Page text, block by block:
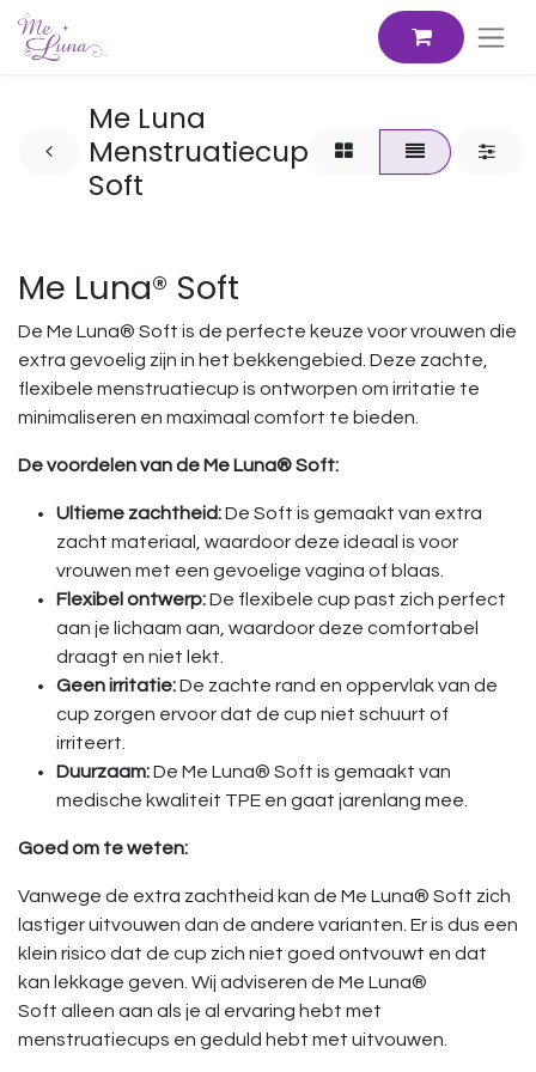
Me Luna
Menstruatiecup
Soft
Me Luna® Soft
De Me Luna® Soft is de perfecte keuze voor vrouwen die
extra gevoelig zijn in het bekkengebied. Deze zachte,
flexibele menstruatiecup is ontworpen om irritatie te
minimaliseren en maximaal comfort te bieden.
De voordelen van de Me Luna® Soft:
Ultieme zachtheid:De Soft is gemaakt van extra
zacht materiaal, waardoor deze ideaal is voor
vrouwen met een gevoelige vagina of blaas.
Flexibel ontwerp:De flexibele cup past zich perfect
aan je lichaam aan, waardoor deze comfortabel
draagt ​​en niet lekt.
Geen irritatie:De zachte rand en oppervlak van de
cup zorgen ervoor dat de cup niet schuurt of
irriteert.
Duurzaam:De Me Luna® Soft is gemaakt van
medische kwaliteit TPE en gaat jarenlang mee.
Goed om te weten:
Vanwege de extra zachtheid kan de Me Luna® Soft zich
lastiger uitvouwen dan de andere varianten. Er is dus een
klein risico dat de cup zich niet goed ontvouwt en dat
kan lekkage geven. Wij adviseren de Me Luna®
Soft alleen aan als je al ervaring hebt met
menstruatiecups en geduld hebt met uitvouwen.